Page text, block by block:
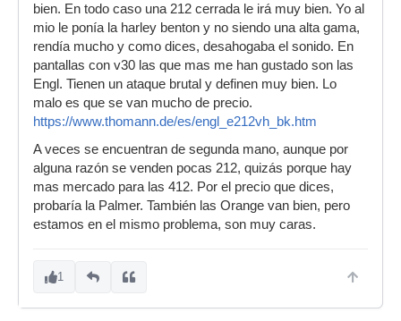
bien. En todo caso una 212 cerrada le irá muy bien. Yo al
mio le ponía la harley benton y no siendo una alta gama,
rendía mucho y como dices, desahogaba el sonido. En
pantallas con v30 las que mas me han gustado son las
Engl. Tienen un ataque brutal y definen muy bien. Lo
malo es que se van mucho de precio.
https://www.thomann.de/es/engl_e212vh_bk.htm
A veces se encuentran de segunda mano, aunque por
alguna razón se venden pocas 212, quizás porque hay
mas mercado para las 412. Por el precio que dices,
probaría la Palmer. También las Orange van bien, pero
estamos en el mismo problema, son muy caras.
1